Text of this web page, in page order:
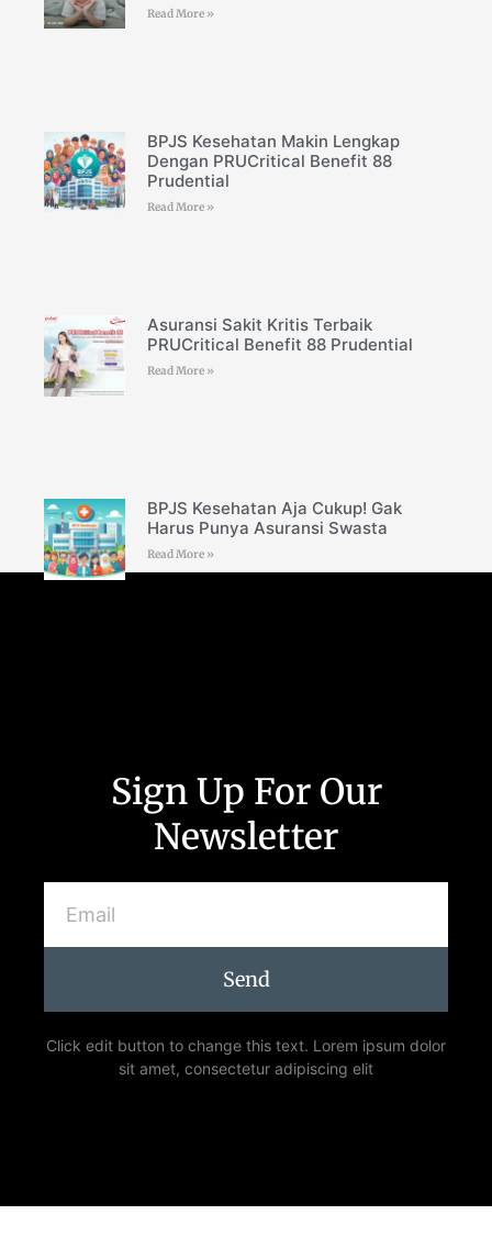
Read More »
BPJS Kesehatan Makin Lengkap
Dengan PRUCritical Benefit 88
Prudential
Read More »
Asuransi Sakit Kritis Terbaik
PRUCritical Benefit 88 Prudential
Read More »
BPJS Kesehatan Aja Cukup! Gak
Harus Punya Asuransi Swasta
Read More »
Sign Up For Our
Newsletter
Send
Click edit button to change this text. Lorem ipsum dolor
sit amet, consectetur adipiscing elit